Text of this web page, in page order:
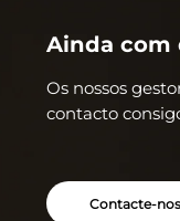
condições
significativa.
Ainda com
Os nossos
contacto
Contacte-nos